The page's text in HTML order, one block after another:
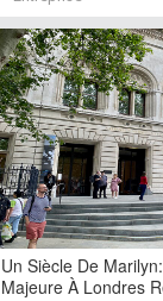
Un Siècle De
Majeure À Londres